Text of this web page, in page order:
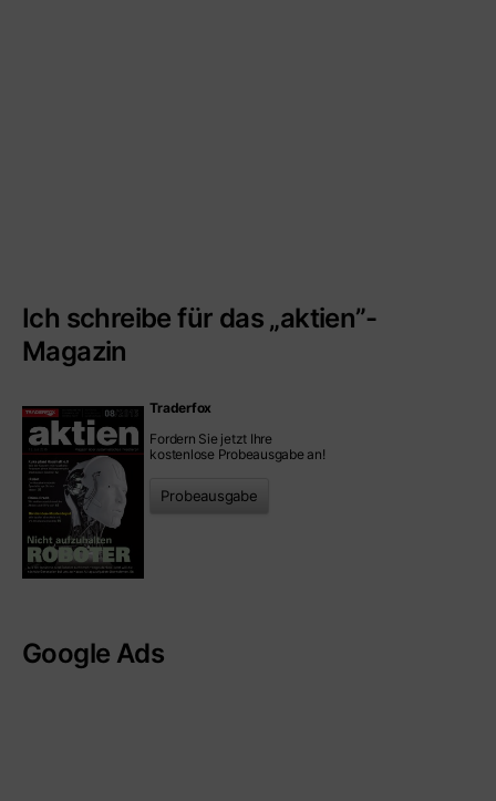
Ich schreibe für das „aktien”-
Magazin
Traderfox
Fordern Sie jetzt Ihre
kostenlose Probeausgabe an!
Probeausgabe
Google Ads